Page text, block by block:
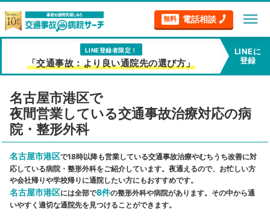
無料 電話相談 menu
LINE登録者限定！
「交通事故：より良い通院先の選び方」
LINEに
登録
名古屋市港区で
夜間営業している交通事故治療対応の病
院・整形外科
名古屋市港区で18時以降も営業している交通事故治療やむちうち改善に対
応している病院・整形外科をご紹介しています。夜通えるので、お忙しい方
や会社帰りや学校帰りに通院したい方にもおすすめです。
名古屋市港区には全部で8件の整形外科や病院があります。その中から通
いやすく適切な通院先を見つけることができます。